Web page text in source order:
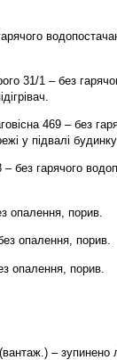
31/1 – без
469 – без
у підвалі
без гарячого
опалення, порив.
опалення, порив.
опалення, порив.
– зупинено